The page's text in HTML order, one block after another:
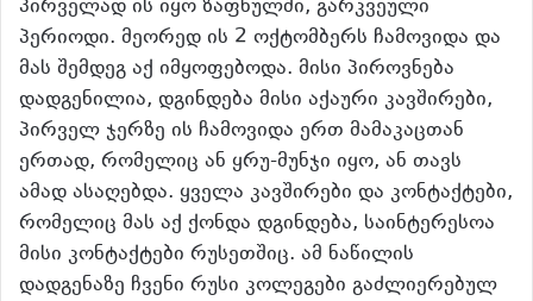
პირველად ის იყო ზაფხულში, გარკვეული
პერიოდი. მეორედ ის 2 ოქტომბერს ჩამოვიდა და
მას შემდეგ აქ იმყოფებოდა. მისი პიროვნება
დადგენილია, დგინდება მისი აქაური კავშირები,
პირველ ჯერზე ის ჩამოვიდა ერთ მამაკაცთან
ერთად, რომელიც ან ყრუ-მუნჯი იყო, ან თავს
ამად ასაღებდა. ყველა კავშირები და კონტაქტები,
რომელიც მას აქ ქონდა დგინდება, საინტერესოა
მისი კონტაქტები რუსეთშიც. ამ ნაწილის
დადგენაზე ჩვენი რუსი კოლეგები გაძლიერებულ